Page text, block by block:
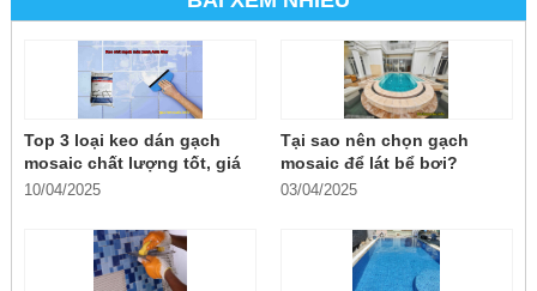
Top 3 loại keo dán gạch
mosaic chất lượng tốt, giá
rẻ
10/04/2025
Tại sao nên chọn gạch
mosaic để lát bể bơi?
03/04/2025